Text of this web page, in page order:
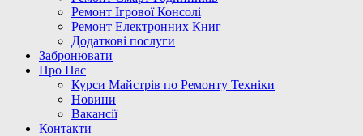
Ремонт Ігрової Консолі
Ремонт Електронних Книг
Додаткові послуги
Забронювати
Про Нас
Курси Майстрів по Ремонту Техніки
Новини
Вакансії
Контакти